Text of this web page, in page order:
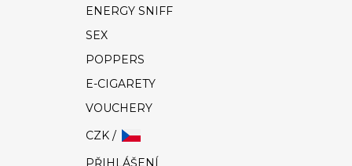
ENERGY SNIFF
SEX
POPPERS
E-CIGARETY
VOUCHERY
CZK /
PŘIHLÁŠENÍ